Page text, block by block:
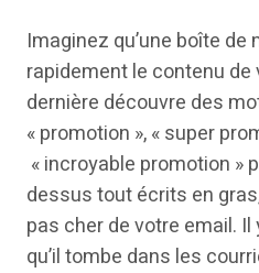
Imaginez qu’une boîte
rapidement le contenu
dernière découvre des
« promotion », « super
« incroyable promotion »
dessus tout écrits en
pas cher de votre email.
qu’il tombe dans les